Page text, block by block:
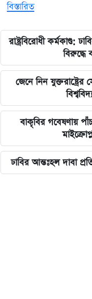
বিস্তারিত
রাষ্ট্রবিরোধী কর্মকাণ্ড:
বিরুদ্ধে
জেনে নিন যুক্তরাষ্ট্রের
বাকৃবির গবেষণায়
ঢাবির আন্তঃহল দাবা